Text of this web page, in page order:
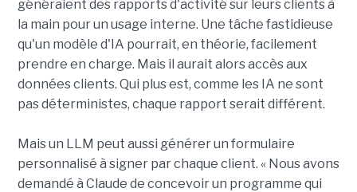
généraient des rapports d'activité sur leurs clients à
la main pour un usage interne. Une tâche fastidieuse
qu'un modèle d'IA pourrait, en théorie, facilement
prendre en charge. Mais il aurait alors accès aux
données clients. Qui plus est, comme les IA ne sont
pas déterministes, chaque rapport serait différent.
Mais un LLM peut aussi générer un formulaire
personnalisé à signer par chaque client. « Nous avons
demandé à Claude de concevoir un programme qui